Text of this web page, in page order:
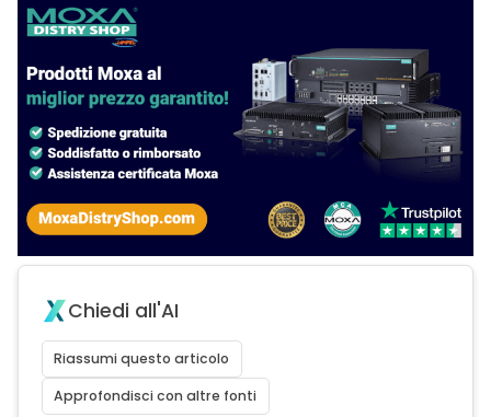
Chiedi all'AI
Riassumi questo articolo
Approfondisci con altre fonti